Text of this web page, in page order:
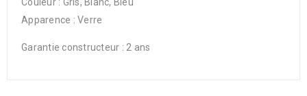
Apparence : Verre
Garantie constructeur : 2 ans